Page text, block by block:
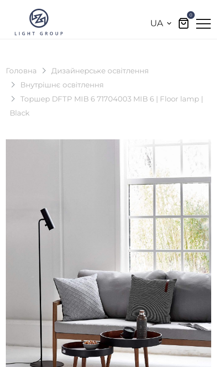
UA
0
Головна
Дизайнерське освітлення
Внутрішнє освітлення
Торшер DFTP MIB 6 71704003 MIB 6 | Floor lamp |
Black